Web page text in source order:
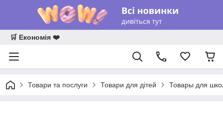
🛒 Економія ❤️
Товари та послуги Товари для дітей Товары для